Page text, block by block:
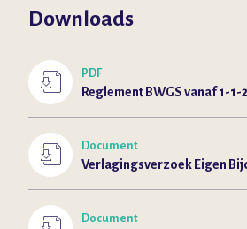
Downloads
PDF
Reglement BWGS vanaf 1-1-
Document
Verlagingsverzoek Eigen
Document